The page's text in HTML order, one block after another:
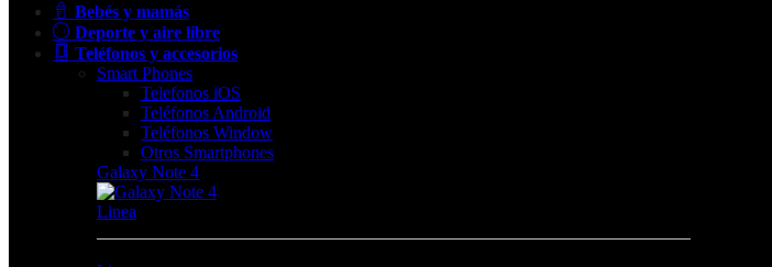
Bebés y mamás
Deporte y aire libre
Teléfonos y accesorios
Smart Phones
Telefonos iOS
Teléfonos Android
Teléfonos Window
Otros Smartphones
Galaxy Note 4
Linea